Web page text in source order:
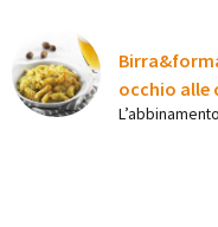
occhio alle